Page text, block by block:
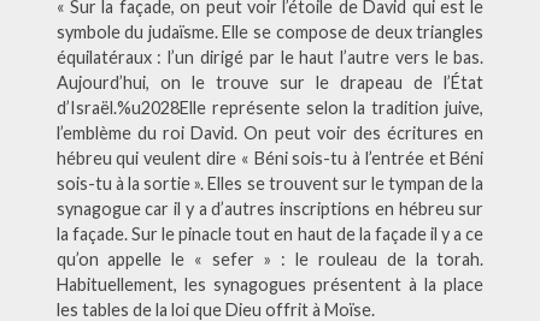
« Sur la façade, on peut voir l’étoile de David qui est le
symbole du judaïsme. Elle se compose de deux triangles
équilatéraux : l’un dirigé par le haut l’autre vers le bas.
Aujourd’hui, on le trouve sur le drapeau de l’État
d’Israël.%u2028Elle représente selon la tradition juive,
l’emblème du roi David. On peut voir des écritures en
hébreu qui veulent dire « Béni sois-tu à l’entrée et Béni
sois-tu à la sortie ». Elles se trouvent sur le tympan de la
synagogue car il y a d’autres inscriptions en hébreu sur
la façade. Sur le pinacle tout en haut de la façade il y a ce
qu’on appelle le « sefer » : le rouleau de la torah.
Habituellement, les synagogues présentent à la place
les tables de la loi que Dieu offrit à Moïse.